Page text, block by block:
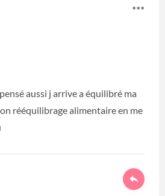
aussi j arrive a équilibré ma
rééquilibrage alimentaire en me